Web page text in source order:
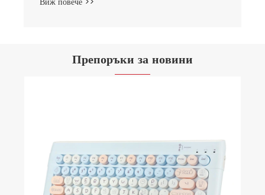
Препоръки за новини
Виж повече >>